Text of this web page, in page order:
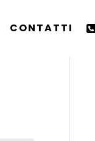
CONTATTI